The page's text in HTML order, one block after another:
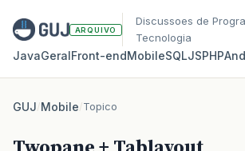
ARQUIVO
Discussoes de
Tecnologia
JavaGeralFront‑endMobileSQLJSPHP
GUJ/Mobile/Topico